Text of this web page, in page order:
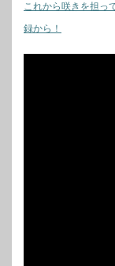
これから咲きを担っ
録から！